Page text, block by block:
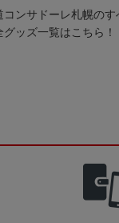
コンサドーレ札幌の
グッズ一覧はこちら！